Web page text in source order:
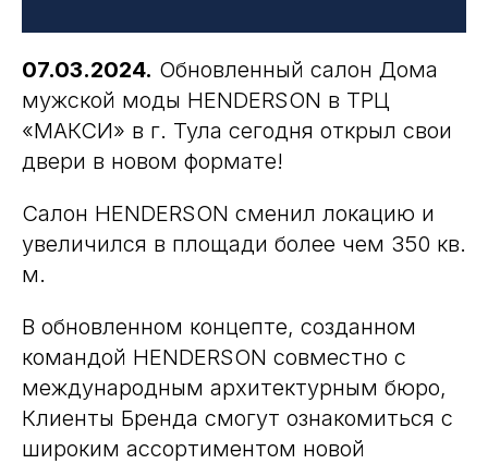
07.03.2024. Обновленный салон Дома
мужской моды HENDERSON в ТРЦ
«МАКСИ» в г. Тула сегодня открыл свои
двери в новом формате!
Салон HENDERSON сменил локацию и
увеличился в площади более чем 350 кв.
м.
В обновленном концепте, созданном
командой HENDERSON совместно с
международным архитектурным бюро,
Клиенты Бренда смогут ознакомиться с
широким ассортиментом новой